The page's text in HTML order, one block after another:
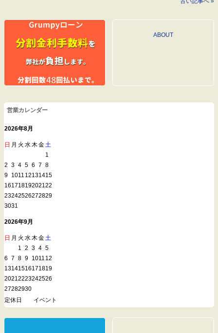
ABOUT
営業カレンダー
2026年8月
日 月 火 水木金土
1
2 3 4 5 6 7 8
9 1011 12131415
16171819202122
23242526272829
3031
2026年9月
日 月 火 水木金土
1 2 3 4 5
6 7 8 9 1011 12
13141516171819
20212223242526
27282930
定休日
イベント